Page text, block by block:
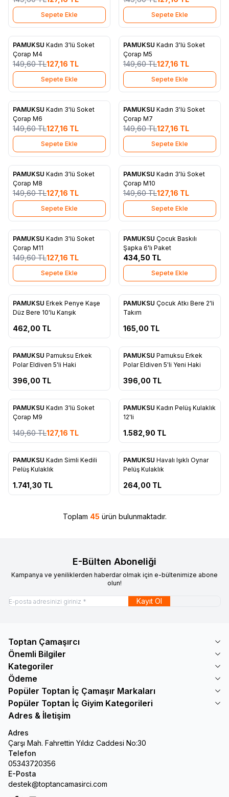
Sepete Ekle Sepete Ekle
%15
Favorilere Ekle
PAMUKSU Kadın 3'lü Soket
Çorap M4
149,60TL127,16 TL
Sepete Ekle
%15
Favorilere Ekle
PAMUKSU Kadın 3'lü Soket
Çorap M5
149,60TL127,16 TL
Sepete Ekle
%15
Favorilere Ekle
PAMUKSU Kadın 3'lü Soket
Çorap M6
149,60TL127,16 TL
Sepete Ekle
%15
Favorilere Ekle
PAMUKSU Kadın 3'lü Soket
Çorap M7
149,60TL127,16 TL
Sepete Ekle
%15
Favorilere Ekle
PAMUKSU Kadın 3'lü Soket
Çorap M8
149,60TL127,16 TL
Sepete Ekle
%15
Favorilere Ekle
PAMUKSU Kadın 3'lü Soket
Çorap M10
149,60TL127,16 TL
Sepete Ekle
%15
Favorilere Ekle
PAMUKSU Kadın 3'lü Soket
Çorap M11
149,60TL127,16 TL
Sepete Ekle
Favorilere Ekle
PAMUKSU Çocuk Baskılı
Şapka 6'lı Paket
434,50 TL
Sepete Ekle
Favorilere Ekle
PAMUKSU Erkek Penye Kaşe
Düz Bere 10'lu Karışık
462,00 TL
Favorilere Ekle
Tükendi
PAMUKSU Çocuk Atkı Bere 2'li
Takım
165,00 TL
Favorilere Ekle
PAMUKSU Pamuksu Erkek
Polar Eldiven 5'li Haki
396,00 TL
Favorilere Ekle
Tükendi
PAMUKSU Pamuksu Erkek
Polar Eldiven 5'li Yeni Haki
396,00 TL
%15
Favorilere Ekle
PAMUKSU Kadın 3'lü Soket
Çorap M9
149,60TL127,16 TL
Favorilere Ekle
Tükendi
PAMUKSU Kadın Pelüş Kulaklık
12'li
1.582,90 TL
Favorilere Ekle
PAMUKSU Kadın Simli Kedili
Pelüş Kulaklık
1.741,30 TL
Favorilere Ekle
Tükendi
PAMUKSU Havalı Işıklı Oynar
Pelüş Kulaklık
264,00 TL
Toplam 45 ürün bulunmaktadır.
E-Bülten Aboneliği
Kampanya ve yeniliklerden haberdar olmak için e-bültenimize abone
olun!
Kayıt Ol
Toptan Çamaşırcı
Önemli Bilgiler
Kategoriler
Ödeme
Popüler Toptan İç Çamaşır Markaları
Popüler Toptan İç Giyim Kategorileri
Adres & İletişim
Adres
Çarşı Mah. Fahrettin Yıldız Caddesi No:30
Telefon
05343720356
E-Posta
destek@toptancamasirci.com